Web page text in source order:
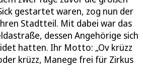
gestartet waren, zog nun der
Stadtteil. Mit dabei war das
dessen Angehörige sich
hatten. Ihr Motto: „Ov krüzz
krüzz, Manege frei für Zirkus